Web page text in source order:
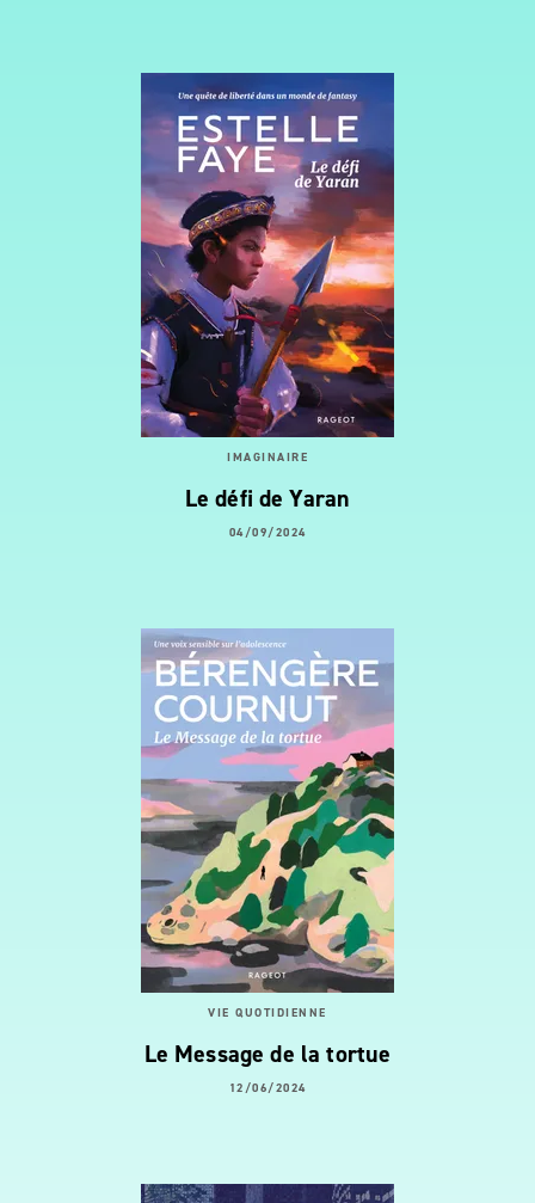
IMAGINAIRE
Le défi de Yaran
04/09/2024
VIE QUOTIDIENNE
Le Message de la tortue
12/06/2024